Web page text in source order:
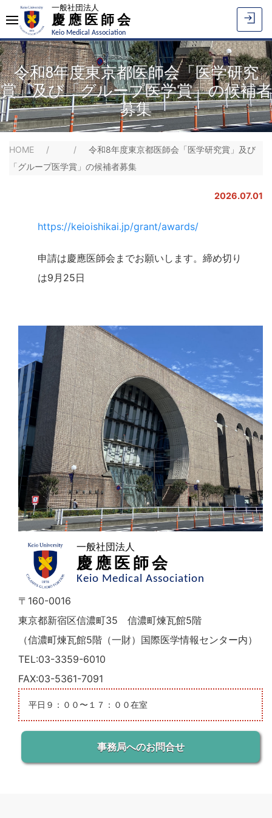
一般社団法人
慶應医師会
Keio Medical Association
令和8年度東京都医師会「医学研究
賞」及び「グループ医学賞」の候補者
募集
HOME
令和8年度東京都医師会「医学研究賞」及び
「グループ医学賞」の候補者募集
2026.07.01
https://keioishikai.jp/grant/awards/
申請は慶應医師会までお願いします。締め切り
は9月25日
一般社団法人
慶應医師会
Keio Medical Association
〒160-0016
東京都新宿区信濃町35 信濃町煉瓦館5階
（信濃町煉瓦館5階（一財）国際医学情報センター内）
TEL:03-3359-6010
FAX:03-5361-7091
平日９：００〜１７：００在室
事務局へのお問合せ